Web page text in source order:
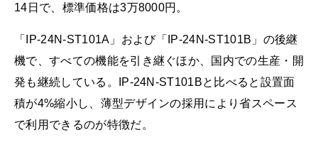
14日で、標準価格は3万8000円。
「IP-24N-ST101A」および「IP-24N-ST101B」の後継
機で、すべての機能を引き継ぐほか、国内での生産・開
発も継続している。IP-24N-ST101Bと比べると設置面
積が4%縮小し、薄型デザインの採用により省スペース
で利用できるのが特徴だ。